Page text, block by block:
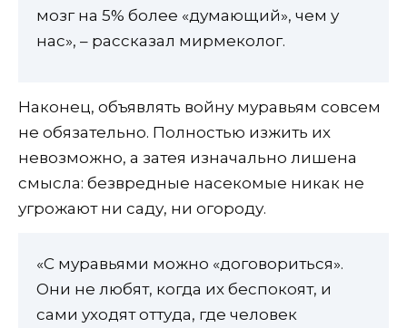
мозг на 5% более «думающий», чем у
нас», – рассказал мирмеколог.
Наконец, объявлять войну муравьям совсем
не обязательно. Полностью изжить их
невозможно, а затея изначально лишена
смысла: безвредные насекомые никак не
угрожают ни саду, ни огороду.
«С муравьями можно «договориться».
Они не любят, когда их беспокоят, и
сами уходят оттуда, где человек